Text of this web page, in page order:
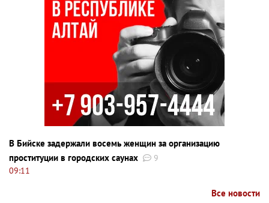
В Бийске задержали восемь женщин за организацию
проституции в городских саунах
9
09:11
Все новости